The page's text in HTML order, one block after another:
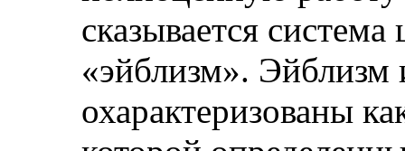
сказывается
«эйблизм». Эйблизм
охарактеризованы